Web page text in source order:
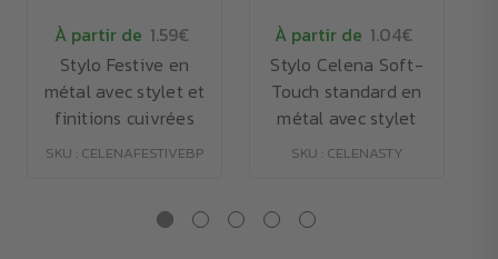
À partir de 1.59€
Stylo Festive en
métal avec stylet et
finitions cuivrées
SKU : CELENAFESTIVEBP
À partir de 1.04€
Stylo Celena Soft-
Touch standard en
métal avec stylet
SKU : CELENASTY